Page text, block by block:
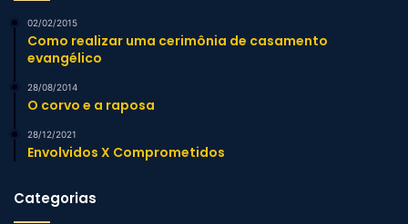
02/02/2015
Como realizar uma cerimônia de casamento
evangélico
28/08/2014
O corvo e a raposa
28/12/2021
Envolvidos X Comprometidos
Categorias